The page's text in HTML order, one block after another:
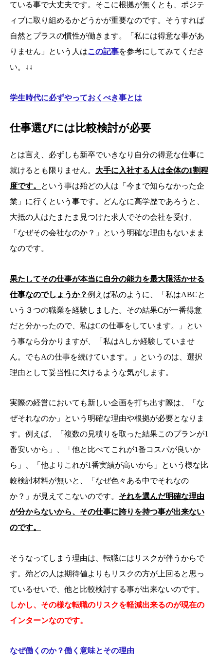
ている事で大丈夫です。そこに根拠が無くとも、ポジテ
ィブに取り組めるかどうかが重要なのです。そうすれば
自然とプラスの慣性が働きます。「私には得意な事があ
りません」という人はこの記事を参考にしてみてくださ
い。↓↓
学生時代に必ずやっておくべき事とは
仕事選びには比較検討が必要
とは言え、必ずしも新卒でいきなり自分の得意な仕事に
就けるとも限りません。 大手に入社する人は全体の1割程
度です。
という事は殆どの人は「今まで知らなかった企
業」に行くという事です。どんなに高学歴であろうと、
大抵の人はたまたま見つけた求人でその会社を受け、
「なぜその会社なのか？」という明確な理由もないまま
なのです。
果たしてその仕事が本当に自分の能力を最大限活かせる
仕事なのでしょうか？例えば私のように、「私はABCと
いう３つの職業を経験しました。その結果Cが一番得意
だと分かったので、私はCの仕事をしています。」とい
う事なら分かりますが、「私はAしか経験していませ
ん。でもAの仕事を続けています。」というのは、選択
理由として妥当性に欠けるような気がします。
実際の経営においても新しい企画を打ち出す際は、「な
ぜそれなのか」という明確な理由や根拠が必要となりま
す。例えば、「複数の見積りを取った結果このプランが1
番安いから」、「他と比べてこれが1番コスパが良いか
ら」、「他よりこれが1番実績が高いから」という様な比
較検討材料が無いと、「なぜ色々ある中でそれなの
か？」が見えてこないのです。 それを選んだ明確な理由
が分からないから、その仕事に誇りを持つ事が出来ない
のです。
そうなってしまう理由は、転職にはリスクが伴うからで
す。殆どの人は期待値よりもリスクの方が上回ると思っ
ているせいで、他と比較検討する事が出来ないのです。
しかし、その様な転職のリスクを軽減出来るのが現在の
インターンなのです。
なぜ働くのか？働く意味とその理由